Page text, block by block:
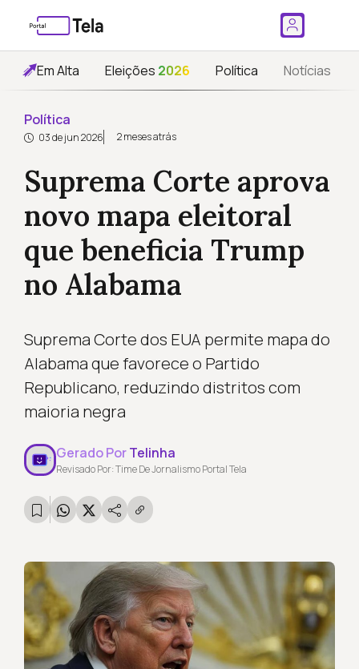
Em Alta Eleições 2026 Política Notícias
Política
03 de jun 2026 2 meses atrás
Suprema Corte aprova
novo mapa eleitoral
que beneficia Trump
no Alabama
Suprema Corte dos EUA permite mapa do
Alabama que favorece o Partido
Republicano, reduzindo distritos com
maioria negra
Gerado PorTelinha
Revisado Por: Time De Jornalismo Portal Tela